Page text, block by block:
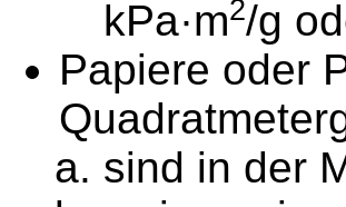
kPa·m2/g
Papiere oder
sind in der